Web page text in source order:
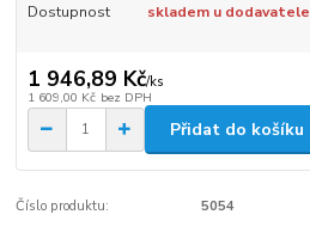
Dostupnost skladem u dodavatele
1 946,89 Kč/ks
1 609,00 Kč bez DPH
Přidat do košíku
Číslo produktu: 5054